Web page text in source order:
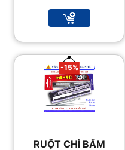
là:
5,500 ₫.
tại
là:
-15%
RUỘT CHÌ BẤM